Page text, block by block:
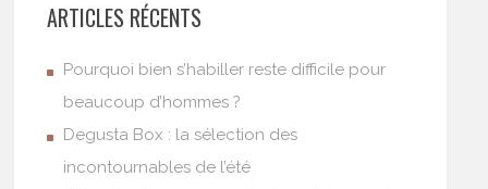
ARTICLES RÉCENTS
Pourquoi bien s’habiller reste difficile pour
beaucoup d’hommes ?
Degusta Box : la sélection des
incontournables de l’été